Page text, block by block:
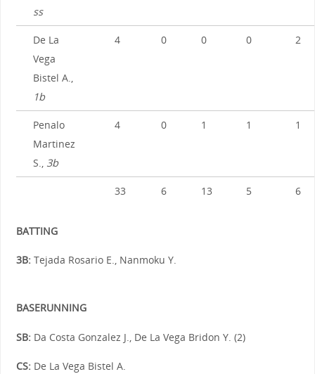
ss
De La
Vega
Bistel A.,
1b
4 0 0 0 2
Penalo
Martinez
S., 3b
4 0 1 1 1
33 6 13 5 6
BATTING
3B:Tejada Rosario E., Nanmoku Y.
BASERUNNING
SB:Da Costa Gonzalez J., De La Vega Bridon Y. (2)
CS:De La Vega Bistel A.